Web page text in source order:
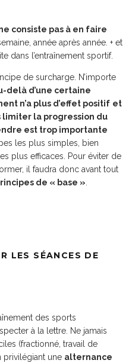
consiste pas à en faire
année après année. + et
dans l’entraînement sportif.
de surcharge. N’importe
delà d’une certaine
n’a plus d’effet positif et
limiter la progression du
est trop importante
les plus simples, bien
plus efficaces. Pour éviter de
il faudra donc avant tout
de « base »
LES SÉANCES DE
des sports
à la lettre. Ne jamais
(fractionné, travail de
privilégiant une alternance